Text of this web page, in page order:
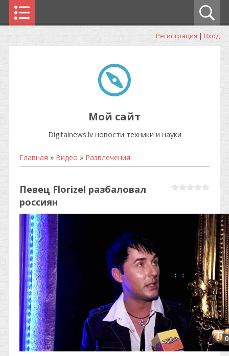
Регистрация | Вход
Мой сайт
Digitalnews.lv новости техники и науки
Главная » Видео » Развлечения
Певец Florizel разбаловал
россиян